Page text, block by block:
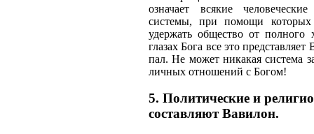
означает всякие
системы, при помощи
удержать общество от полного
глазах Бога все это
пал. Не может никакая система
личных отношений с Богом!
5. Политические и
составляют Вавилон.